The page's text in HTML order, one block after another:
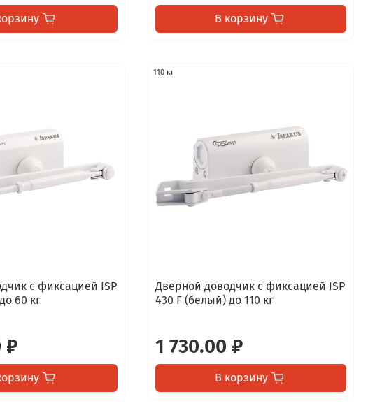
В корзину
с фиксацией ISP
60 кг
₽
110 кг
Дверной доводчик с фиксацией ISP
430 F (белый) до 110 кг
1 730.00 ₽
В корзину